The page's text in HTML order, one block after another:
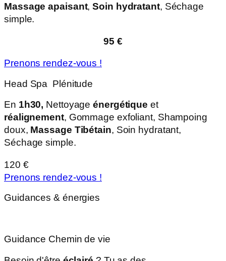
Massage apaisant,Soin hydratant, Séchage
simple.
95 €
Prenons rendez-vous !
Head Spa Plénitude
En 1h30, Nettoyage énergétique et
réalignement, Gommage exfoliant, Shampoing
doux, Massage Tibétain, Soin hydratant,
Séchage simple.
120 €
Prenons rendez-vous !
Guidances & énergies
Guidance Chemin de vie